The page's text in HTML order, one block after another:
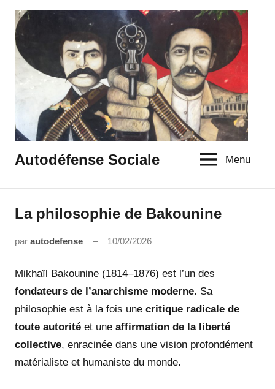
Aller
contenu
Autodéfense Sociale Menu
Uncategorized
La philosophie de Bakounine
par autodefense 10/02/2026
Mikhaïl Bakounine (1814–1876) est l’un des
fondateurs de l’anarchisme moderne. Sa
philosophie est à la fois une critique radicale de
toute autorité et une affirmation de la liberté
collective, enracinée dans une vision profondément
matérialiste et humaniste du monde.